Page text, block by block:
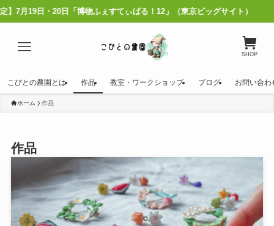
ぇすてぃばる！12」（東京ビッグサイト）
SHOP
こびとの農園とは 作品 教室・ワークショップ ブログ お問い合わ
ホーム 作品
作品